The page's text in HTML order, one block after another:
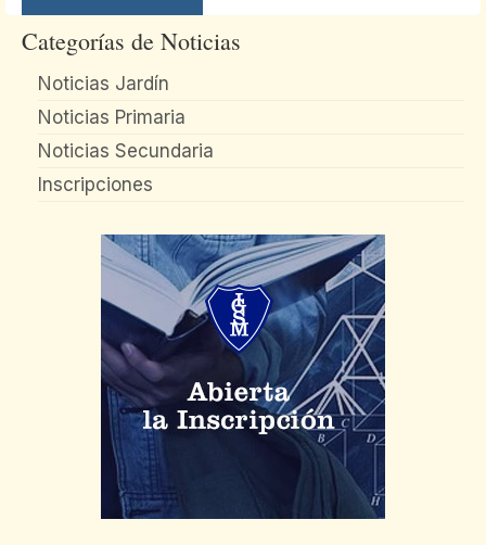
Categorías de Noticias
Noticias Jardín
Noticias Primaria
Noticias Secundaria
Inscripciones